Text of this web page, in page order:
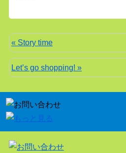
« Story time
Let’s go shopping! »